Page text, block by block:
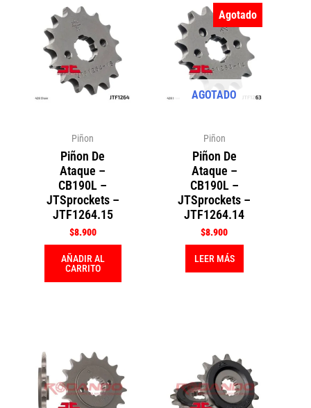
Piñon
Piñon De
Ataque –
CB190L –
JTSprockets –
JTF1264.15
$8.900
AÑADIR AL
CARRITO
Agotado
AGOTADO
Piñon
Piñon De
Ataque –
CB190L –
JTSprockets –
JTF1264.14
$8.900
LEER MÁS